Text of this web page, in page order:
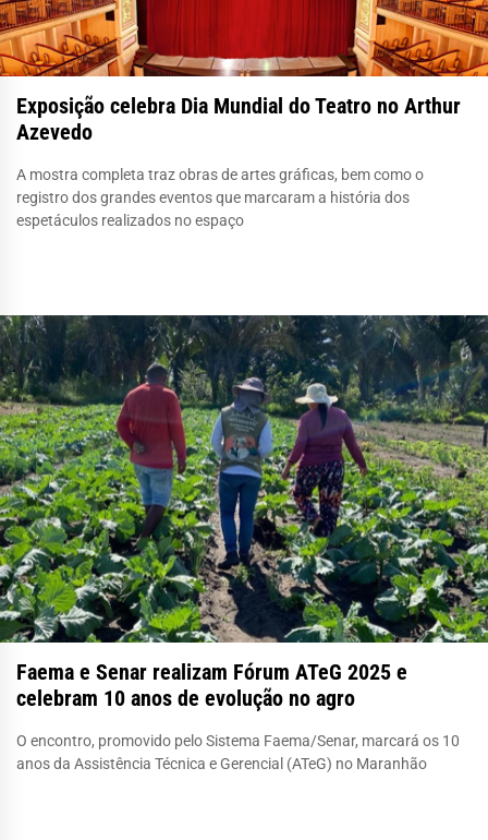
Exposição celebra Dia Mundial do Teatro no Arthur
Azevedo
A mostra completa traz obras de artes gráficas, bem como o
registro dos grandes eventos que marcaram a história dos
espetáculos realizados no espaço
Faema e Senar realizam Fórum ATeG 2025 e
celebram 10 anos de evolução no agro
O encontro, promovido pelo Sistema Faema/Senar, marcará os 10
anos da Assistência Técnica e Gerencial (ATeG) no Maranhão